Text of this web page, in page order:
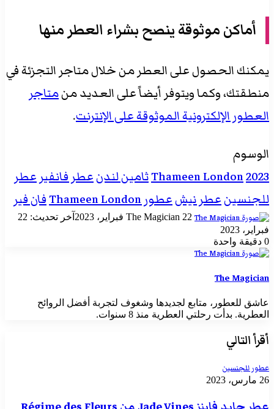
أماكن موثوقة ينصح بشراء العطر منها
يمكنك الحصول على العطر من خلال متاجر التجزئة في
منطقتك، وكما ويتوفر أيضاً على العديد منمتاجر
العطور الإلكترونية الموثوقة على الإنترنت.
الوسوم
2023
Thameen Londonثامين لندنعطر فانفير عطر
للجنسينعطر نيشعطور Thameen London فان فير
The Magician
أرسل 22 فبراير، 2023
آخر تحديث: 22
فبراير، 2023
0 دقيقة واحدة
The Magician
عاشق للعطور، متابع لجديدها وشغوف لتجربة أفضل الروائح
العطرية. بدأت رحلتي العطرية منذ 8 سنوات.
أقرأ التالي
عطور للجنسين
26 مارس، 2023